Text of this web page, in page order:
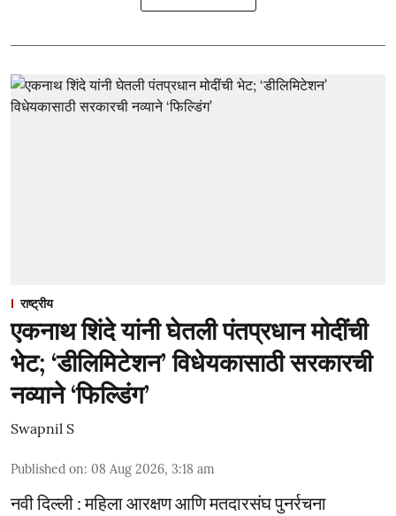
राष्ट्रीय
एकनाथ शिंदे यांनी घेतली पंतप्रधान मोदींची
भेट; ‘डीलिमिटेशन’ विधेयकासाठी सरकारची
नव्याने ‘फिल्डिंग’
Swapnil S
Published on: 08 Aug 2026, 3:18 am
नवी दिल्ली : महिला आरक्षण आणि मतदारसंघ पुनर्रचना